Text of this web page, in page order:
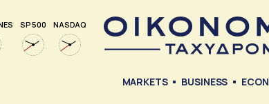
SP 500 NASDAQ
MARKETS BUSINESS